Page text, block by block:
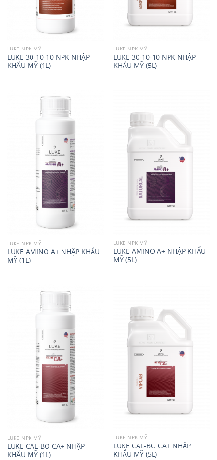
LUKE NPK MỸ
LUKE 30-10-10 NPK NHẬP
KHẨU MỸ (1L)
LUKE NPK MỸ
LUKE 30-10-10 NPK NHẬP
KHẨU MỸ (5L)
LUKE NPK MỸ
LUKE AMINO A+ NHẬP KHẨU
MỸ (1L)
LUKE NPK MỸ
LUKE AMINO A+ NHẬP KHẨU
MỸ (5L)
LUKE NPK MỸ
LUKE CAL-BO CA+ NHẬP
KHẨU MỸ (1L)
LUKE NPK MỸ
LUKE CAL-BO CA+ NHẬP
KHẨU MỸ (5L)